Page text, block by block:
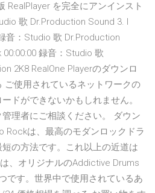
RealPlayer を完全にアンインスト
歌 Dr.Production Sound 3. I
音：Studio 歌 Dr.Production
録音：Studio 歌
2K8 RealOne Playerのダウンロ
ご使用されているネットワークの
ドができないかもしれません。
理者にご相談ください。 ダウン
Rockは、最高のモダンロックドラ
の方法です。これ以上の近道は
、オリジナルのAddictive Drums
です。世界中で使用されているあ